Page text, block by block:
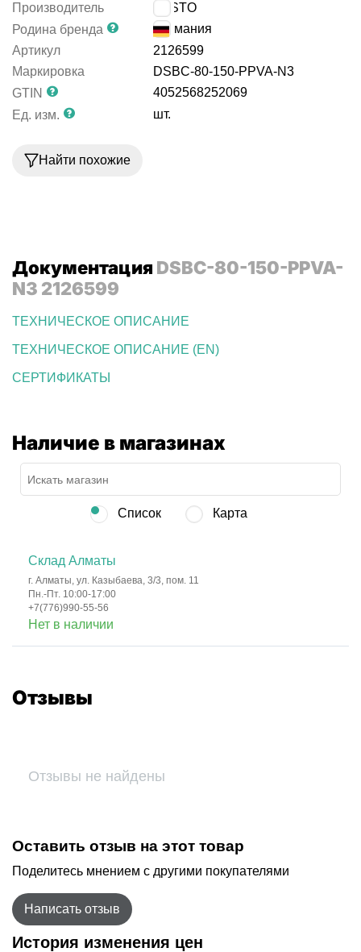
Производитель
FESTO
Родина бренда
Германия
Артикул
2126599
Маркировка
DSBC-80-150-PPVA-N3
GTIN
4052568252069
Ед. изм.
шт.
Найти похожие
Документация DSBC-80-150-PPVA-
N3 2126599
ТЕХНИЧЕСКОЕ ОПИСАНИЕ
ТЕХНИЧЕСКОЕ ОПИСАНИЕ (EN)
СЕРТИФИКАТЫ
Наличие в магазинах
Список Карта
Склад Алматы
г. Алматы, ул. Казыбаева, 3/3, пом. 11
Пн.-Пт. 10:00-17:00
+7(776)990-55-56
Нет в наличии
Отзывы
Отзывы не найдены
Оставить отзыв на этот товар
Поделитесь мнением с другими покупателями
Написать отзыв
История изменения цен